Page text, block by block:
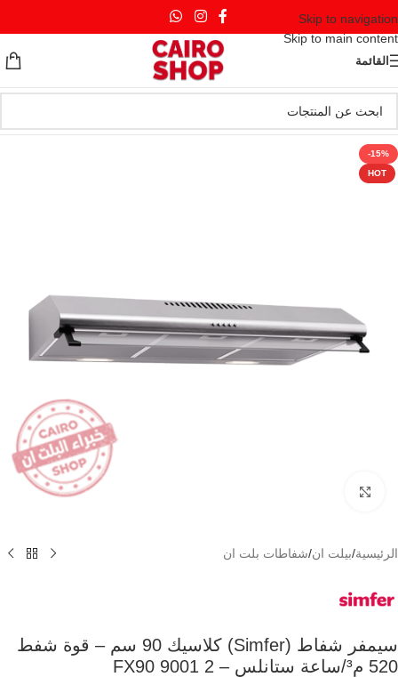
Skip to navigation
Skip to main content
القائمة
-15%
HOT
الرئيسية/بيلت ان/شفاطات بلت ان
سيمفر شفاط (Simfer) كلاسيك 90 سم – قوة شفط
520 م³/ساعة ستانلس – 2 9001 FX90